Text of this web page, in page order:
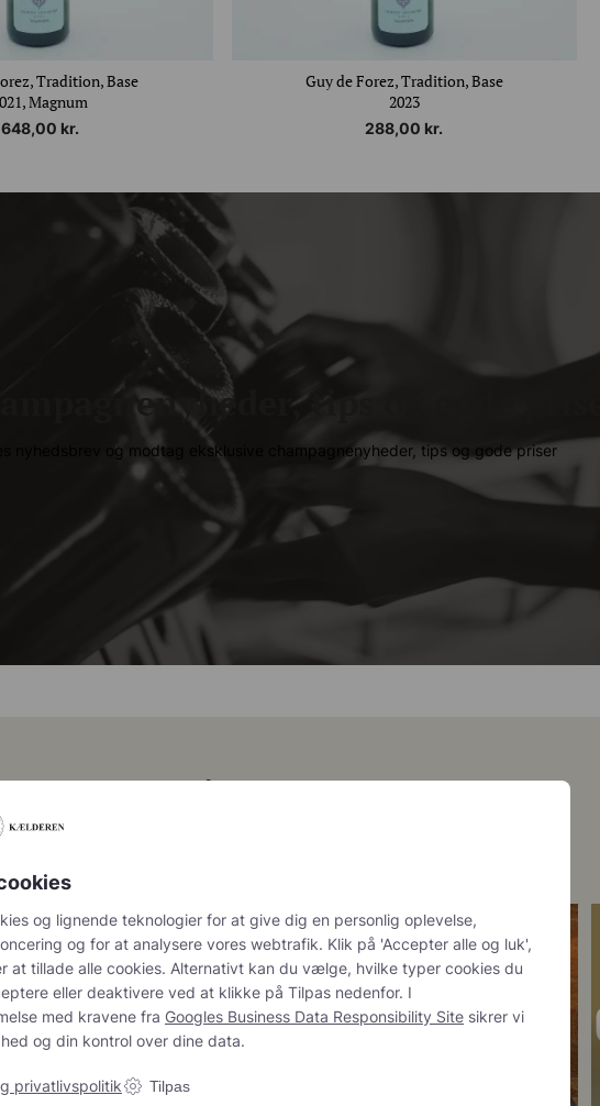
Tradition, Base
Magnum
648,00 kr.
Guy de Forez, Tradition, Base
2023
288,00 kr.
tips og gode priser
nyhedsbrev og modtag eksklusive champagnenyheder, tips og gode priser
Følg os på Instagram
@champagnekaelderen
333.F Brut Nature: den du skal... Christian Bourmalt, Les Fetes 2018 🍾
og lignende teknologier for at give dig en personlig oplevelse, personlig
for at analysere vores webtrafik. Klik på 'Accepter alle og luk', hvis du
alle cookies. Alternativt kan du vælge, hvilke typer cookies du ønsker at
deaktivere ved at klikke på Tilpas nedenfor. I overensstemmelse med
Business Data Responsibility Sitesikrer vi gennemsigtighed og din
data.
privatlivspolitik Tilpas